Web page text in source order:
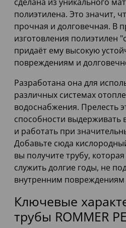
сделана из уникального
полиэтилена. Это значит,
прочная и долговечная. В
изготовления полиэтилен
придаёт ему высокую
повреждениям и
Разработана она для
различных системах
водоснабжения. Прелесть
способности выдерживать
и работать при
Добавьте сюда
вы получите трубу,
служить долгие годы, не
внутренним
Ключевые
трубы ROMMER